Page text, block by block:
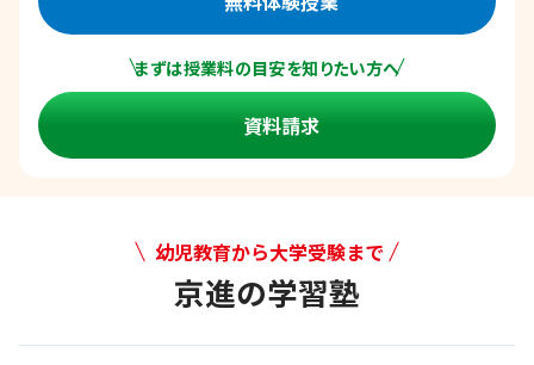
まずは授業料の目安を知りたい方へ
資料請求
幼児教育から大学受験まで
京進の学習塾